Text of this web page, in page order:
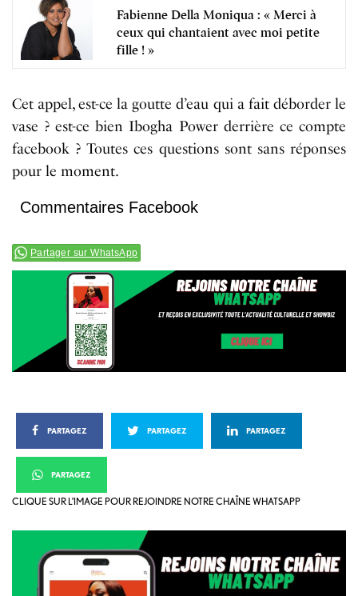
Fabienne Della Moniqua : « Merci à
ceux qui chantaient avec moi petite
fille ! »
Cet appel, est-ce la goutte d’eau qui a fait déborder le
vase ? est-ce bien Ibogha Power derrière ce compte
facebook ? Toutes ces questions sont sans réponses
pour le moment.
Commentaires Facebook
Partager sur WhatsApp
PARTAGEZ PARTAGEZ PARTAGEZ
PARTAGEZ
CLIQUE SUR L’IMAGE POUR REJOINDRE NOTRE CHAÎNE WHATSAPP